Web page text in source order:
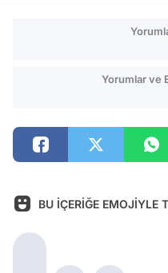
Yorumlar ve
BU İÇERİĞE EMOJİYLE